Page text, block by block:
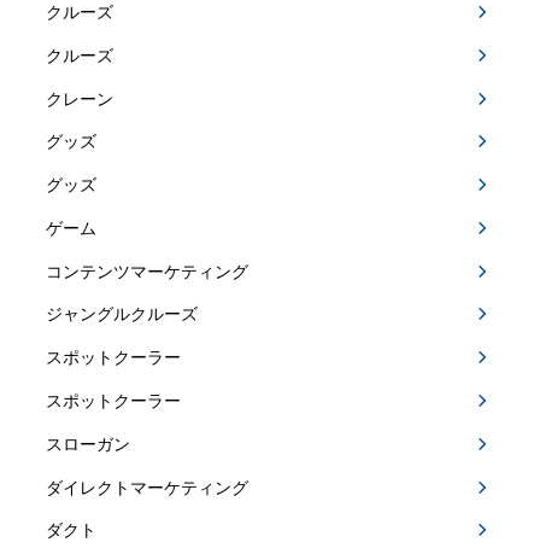
クルーズ
クルーズ
クレーン
グッズ
グッズ
ゲーム
コンテンツマーケティング
ジャングルクルーズ
スポットクーラー
スポットクーラー
スローガン
ダイレクトマーケティング
ダクト